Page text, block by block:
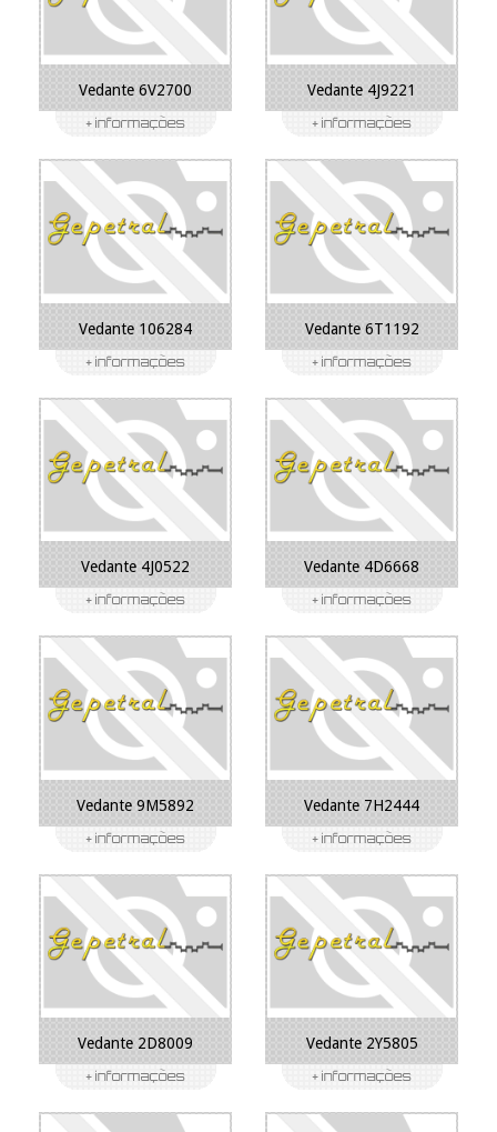
Vedante 6V2700 Vedante 4J9221
Vedante 106284 Vedante 6T1192
Vedante 4J0522 Vedante 4D6668
Vedante 9M5892 Vedante 7H2444
Vedante 2D8009 Vedante 2Y5805